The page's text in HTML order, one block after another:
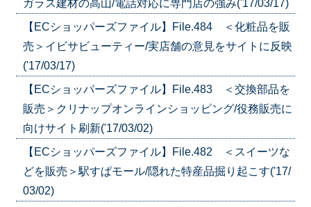
ガラス建材の高山/電話対応に専門店の強み('17/03/17)
【ECショッパーズファイル】File.484 ＜化粧品を販
売＞イビサビューティー/実店舗の意見をサイトに反映
('17/03/17)
【ECショッパーズファイル】File.483 ＜交換部品を
販売＞クリナップオンラインショッピング/役務販売に
向けサイト刷新('17/03/02)
【ECショッパーズファイル】File.482 ＜スイーツな
どを販売＞駅すぱモール/隠れた特産品掘り起こす('17/
03/02)